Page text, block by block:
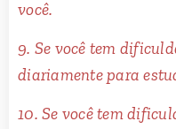
você.
9. Se você tem
diariamente para
10. Se você tem